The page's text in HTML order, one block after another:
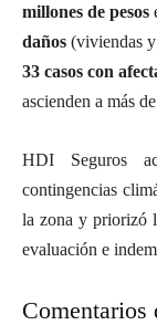
millones de pesos
daños (viviendas
33 casos con
ascienden a más de
HDI Seguros
contingencias
la zona y priorizó
evaluación e
Comentarios